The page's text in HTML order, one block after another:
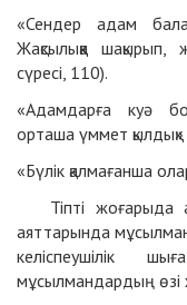
«Сендер адам
Жақсылыққа
сүресі, 110).
«Адамдарға куә
орташа үммет қылдық»
«Бүлік қалмағанша
Тіпті жоғарыда
аяттарында
келіспеушілік
мұсылмандардың өзі